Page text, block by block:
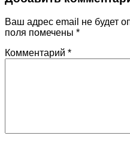
Ваш адрес email не будет
поля помечены *
Комментарий *